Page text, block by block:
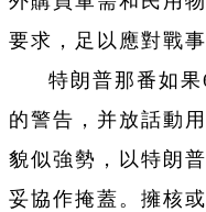
要求，足以應對戰
特朗普那番如
的警告，并放話動
貌似強勢，以特朗
妥協作掩蓋。擁核